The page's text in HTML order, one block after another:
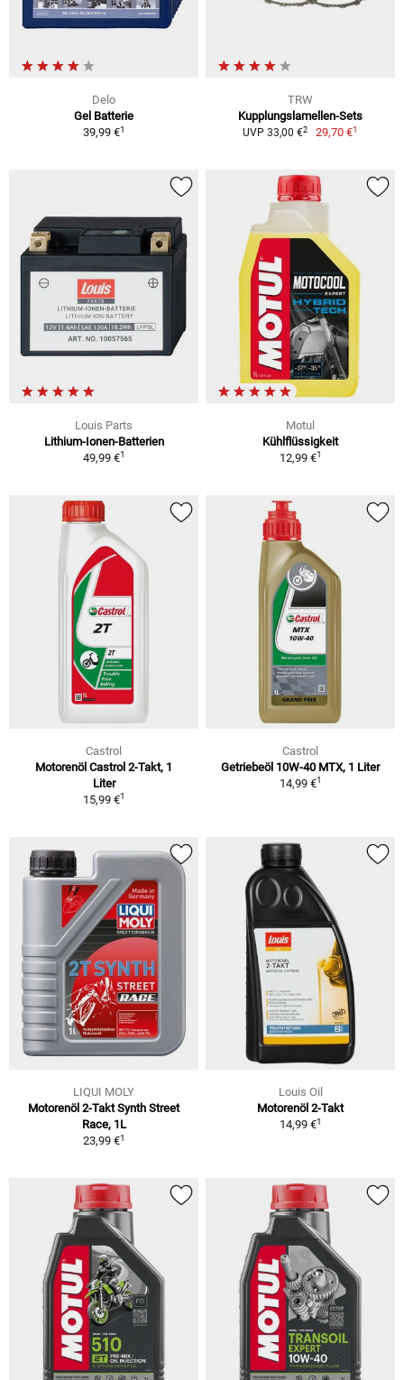
Delo
Gel Batterie
39,99 €1
TRW
Kupplungslamellen-Sets
UVP 33,00 €2 29,70 €1
Louis Parts
Lithium-Ionen-Batterien
49,99 €1
Motul
Kühlflüssigkeit
12,99 €1
Castrol
Motorenöl Castrol 2-Takt, 1
Liter
15,99 €1
Castrol
Getriebeöl 10W-40 MTX, 1 Liter
14,99 €1
LIQUI MOLY
Motorenöl 2-Takt Synth Street
Race, 1L
23,99 €1
Louis Oil
Motorenöl 2-Takt
14,99 €1